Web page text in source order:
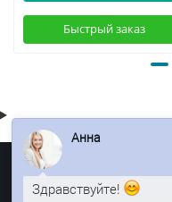
Быстрый заказ
Информация
Анна
Здравствуйте!